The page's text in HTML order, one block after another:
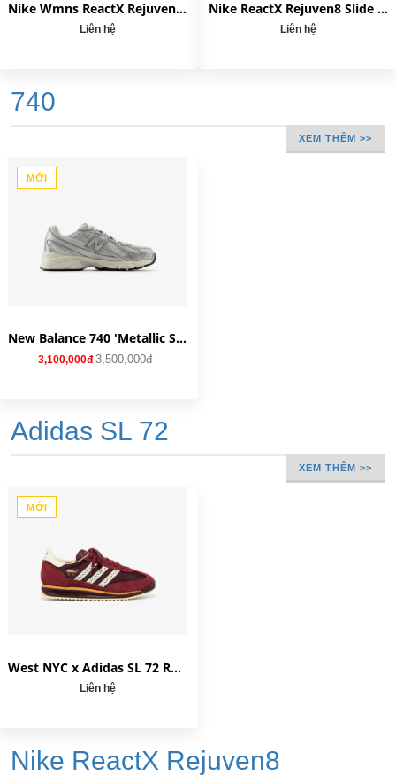
Nike Wmns ReactX Rejuven8 Slide 'Guava Ice' HV4484-800
Liên hệ
Nike ReactX Rejuven8 Slide 'Triple Black' HV4479-001
Liên hệ
740
XEM THÊM >>
MỚI
New Balance 740 'Metallic Silver' U740GC2
3,100,000đ 3,500,000đ
Adidas SL 72
XEM THÊM >>
MỚI
West NYC x Adidas SL 72 RS '85th Anniversary' JQ0989
Liên hệ
Nike ReactX Rejuven8